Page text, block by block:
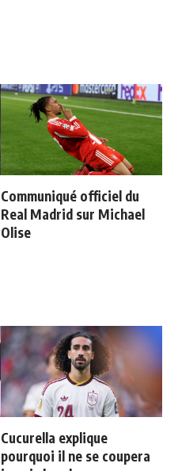
Communiqué officiel du
Real Madrid sur Michael
Olise
Cucurella explique
pourquoi il ne se coupera